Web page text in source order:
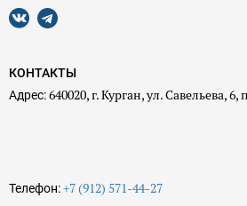
КОНТАКТЫ
Адрес:640020, г. Курган, ул. Савельева,
Телефон:+7 (912) 571-44-27